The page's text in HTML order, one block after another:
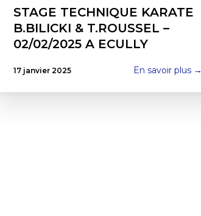
STAGE TECHNIQUE KARATE
B.BILICKI & T.ROUSSEL –
02/02/2025 A ECULLY
17 janvier 2025 En savoir plus →